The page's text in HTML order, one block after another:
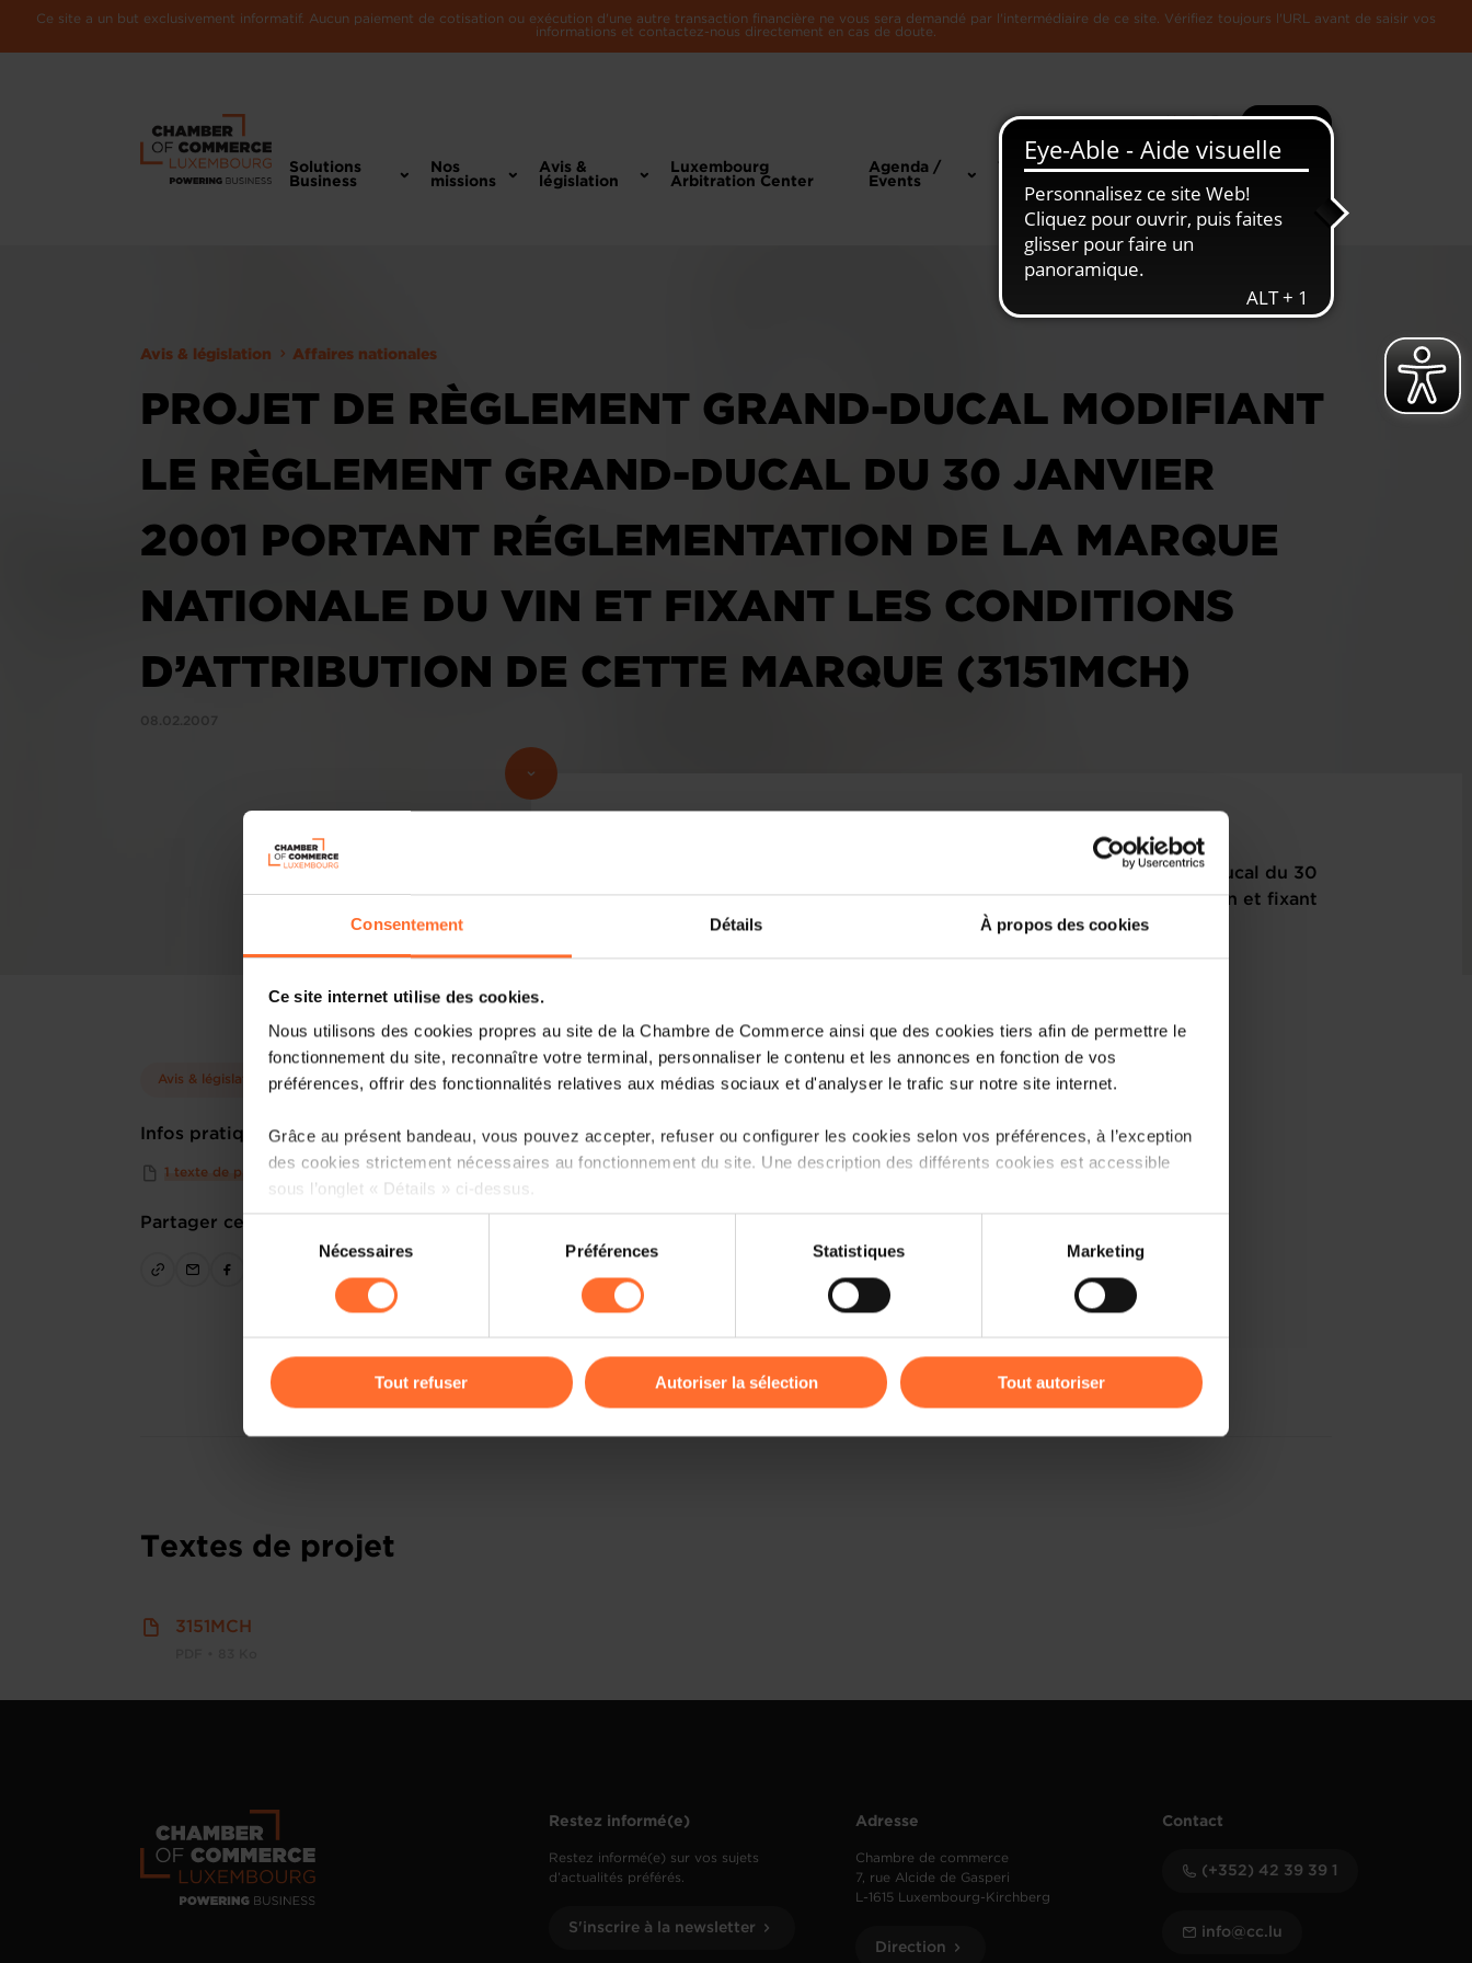
Consentement Détails À propos des cookies
Ce site internet utilise des cookies.
Nous utilisons des cookies propres au site de la Chambre de Commerce ainsi que des cookies tiers afin de permettre le
fonctionnement du site, reconnaître votre terminal, personnaliser le contenu et les annonces en fonction de vos
préférences, offrir des fonctionnalités relatives aux médias sociaux et d'analyser le trafic sur notre site internet.
Grâce au présent bandeau, vous pouvez accepter, refuser ou configurer les cookies selon vos préférences, à l’exception
des cookies strictement nécessaires au fonctionnement du site. Une description des différents cookies est accessible
sous l’onglet « Détails » ci-dessus.
Il est précisé que la navigation sur le site et certaines fonctionnalités (ex : lecture de vidéos, partage sur les réseaux
cas de refus de tous les cookies ou des cookies non nécessaires.
gauche de chaque page.
Sélection
consentement
Nécessaires Préférences Statistiques Marketing
Tout refuser Autoriser la sélection Tout autoriser
Ce site a un but exclusivement informatif. Aucun paiement de cotisation ou exécution d'une autre transaction financière ne vous sera demandé par l'intermédiaire de ce site. Vérifiez toujours l'URL avant de saisir vos
informations et contactez-nous directement en cas de doute.
Recherche Plus
Solutions
Business
Nos
missions
Avis &
législation
Luxembourg
Arbitration Center
Agenda /
Events
Toute
L'Economie
Avis & législation Affaires nationales
PROJET DE RÈGLEMENT GRAND-DUCAL MODIFIANT
LE RÈGLEMENT GRAND-DUCAL DU 30 JANVIER
2001 PORTANT RÉGLEMENTATION DE LA MARQUE
NATIONALE DU VIN ET FIXANT LES CONDITIONS
D’ATTRIBUTION DE CETTE MARQUE (3151MCH)
Avis & législation
Infos pratiques
1 texte de projet
Partager cet article
Projet de règlement grand-ducal modifiant le règlement grand-ducal du 30
janvier 2001 portant réglementation de la marque nationale du vin et fixant
les conditions d’attribution de cette marque (3151MCH)
Textes de projet
3151MCH
Restez informé(e)
Restez informé(e) sur vos sujets
d’actualités préférés.
S'inscrire à la newsletter
Adresse
Chambre de commerce
7, rue Alcide de Gasperi
L-1615 Luxembourg-Kirchberg
Direction
Contact
(+352) 42 39 39 1
info@cc.lu